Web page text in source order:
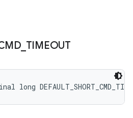
_ TIMEOUT